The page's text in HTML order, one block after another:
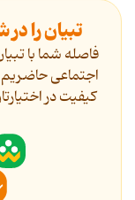
تبیان را
فاصله شما با
اجتماعی حاضریم
کیفیت در